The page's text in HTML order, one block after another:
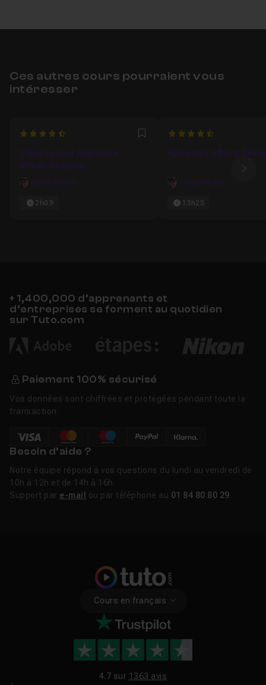
Ces autres cours pourraient vous
intéresser
4.6363636363636 Favori
2 Heures pour Apprendre
Affinity Designer
Gilles Pfeiffer
2h09
4.8333333333333
Apprendre Affinity
Gilles Pfeiffer
13h25
+ 1,400,000 d’apprenants et
d’entreprises se forment au quotidien
sur Tuto.com
Paiement 100% sécurisé
Vos données sont chiffrées et protégées pendant toute la
transaction.
Besoin d’aide ?
Notre équipe répond à vos questions du lundi au vendredi de
10h à 12h et de 14h à 16h.
Support par e-mail ou par téléphone au 01 84 80 80 29
Cours en français
4.7 sur 1363 avis